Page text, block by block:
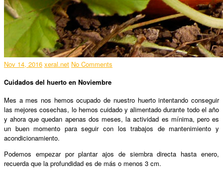
Nov 14, 2016 xeral.net No Comments
Cuidados del huerto en Noviembre
Mes a mes nos hemos ocupado de nuestro huerto intentando conseguir
las mejores cosechas, lo hemos cuidado y alimentado durante todo el año
y ahora que quedan apenas dos meses, la actividad es mínima, pero es
un buen momento para seguir con los trabajos de mantenimiento y
acondicionamiento.
Podemos empezar por plantar ajos de siembra directa hasta enero,
recuerda que la profundidad es de más o menos 3 cm.